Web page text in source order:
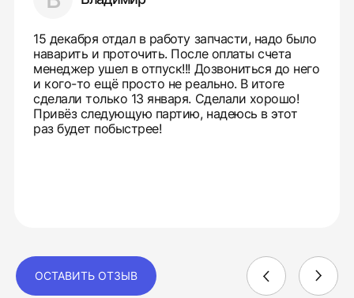
15 декабря отдал в работу запчасти, надо было
наварить и проточить. После оплаты счета
менеджер ушел в отпуск!!! Дозвониться до него
и кого-то ещё просто не реально. В итоге
сделали только 13 января. Сделали хорошо!
Привёз следующую партию, надеюсь в этот
раз будет побыстрее!
ОСТАВИТЬ ОТЗЫВ